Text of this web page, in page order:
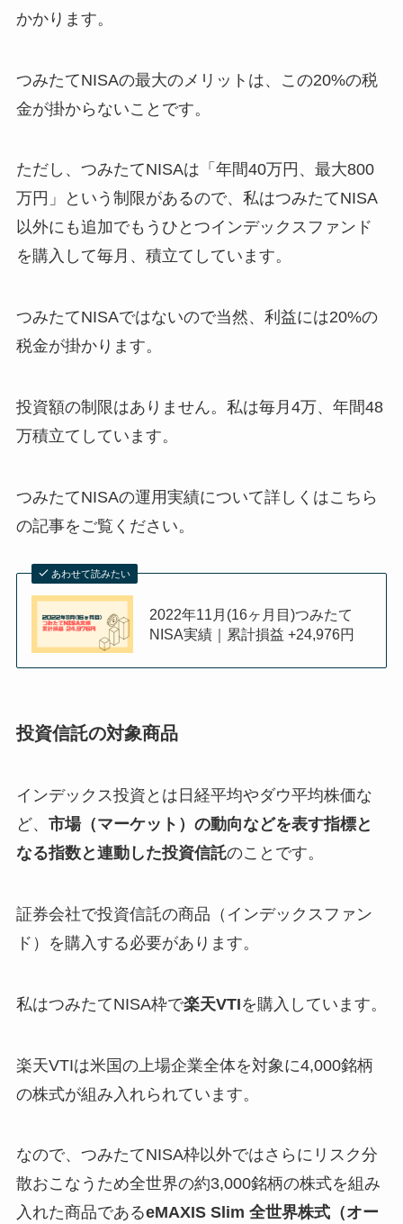
かかります。
つみたてNISAの最大のメリットは、この20%の税
金が掛からないことです。
ただし、つみたてNISAは「年間40万円、最大800
万円」という制限があるので、私はつみたてNISA
以外にも追加でもうひとつインデックスファンド
を購入して毎月、積立てしています。
つみたてNISAではないので当然、利益には20%の
税金が掛かります。
投資額の制限はありません。私は毎月4万、年間48
万積立てしています。
つみたてNISAの運用実績について詳しくはこちら
の記事をご覧ください。
あわせて読みたい
2022年11月(16ヶ月目)つみたて
NISA実績｜累計損益 +24,976円
投資信託の対象商品
インデックス投資とは日経平均やダウ平均株価な
ど、 市場（マーケット）の動向などを表す指標と
なる指数と連動した投資信託のことです。
証券会社で投資信託の商品（インデックスファン
ド）を購入する必要があります。
私はつみたてNISA枠で楽天VTIを購入しています。
楽天VTIは米国の上場企業全体を対象に4,000銘柄
の株式が組み入れられています。
なので、つみたてNISA枠以外ではさらにリスク分
散おこなうため全世界の約3,000銘柄の株式を組み
入れた商品であるeMAXIS Slim 全世界株式（オー